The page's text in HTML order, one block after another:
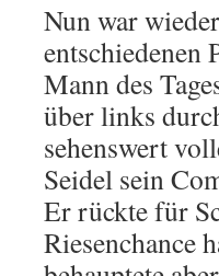
Nun war
entschiedenen
Mann des
über links
sehenswert
Seidel sein
Er rückte für
Riesenchance